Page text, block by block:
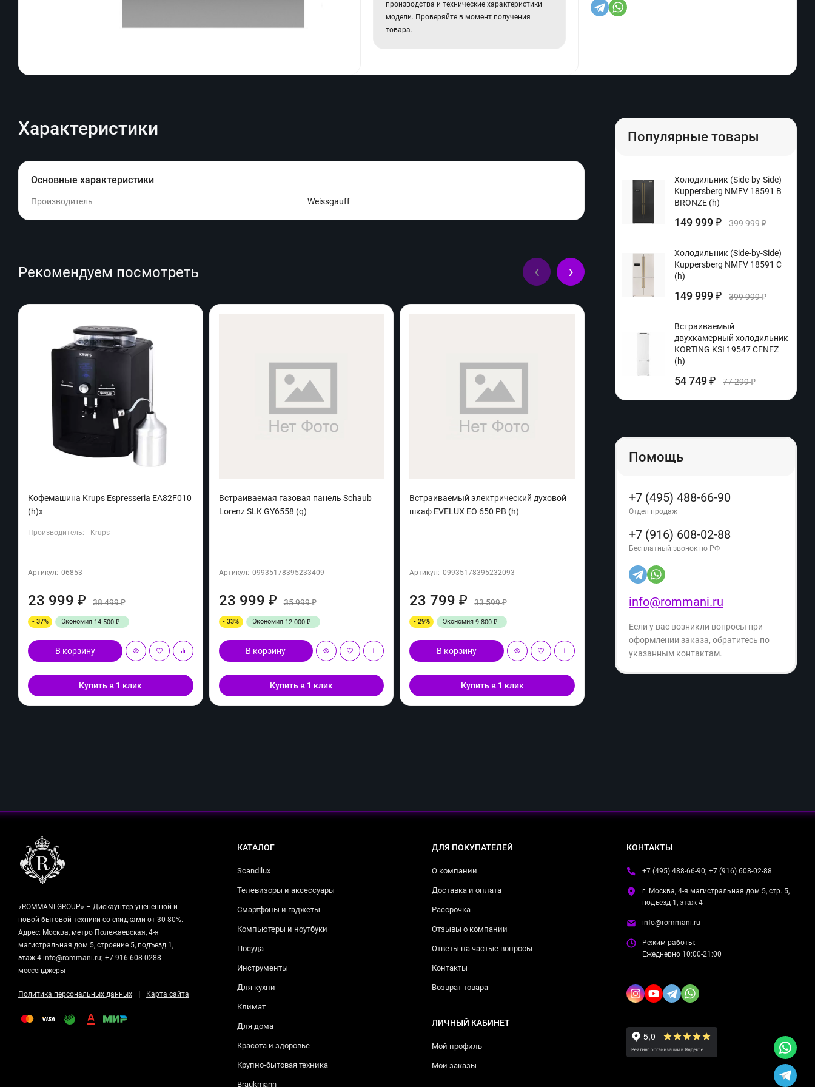
производства и технические характеристики
модели. Проверяйте в момент получения
товара.
Характеристики
Основные характеристики
Производитель Weissgauff
Рекомендуем посмотреть
Кофемашина Krups Espresseria EA82F010
(h)x
Производитель: Krups
Артикул: 06853
23 999 ₽ 38 499₽
- 37% Экономия 14 500 ₽
В корзину
Купить в 1 клик
Встраиваемая газовая панель Schaub
Lorenz SLK GY6558 (q)
Артикул: 09935178395233409
23 999 ₽ 35 999₽
- 33% Экономия 12 000 ₽
В корзину
Купить в 1 клик
Встраиваемый электрический духовой
шкаф EVELUX EO 650 PB (h)
Артикул: 09935178395232093
23 799₽ 33 599₽
- 29% Экономия9 800₽
В корзину
Купить в 1 клик
Встраиваемый электрический духовой
шкаф KORTING OKB 6071 CBX (q)
Артикул: 0993517839523402188
24 049₽ 36 049 ₽
В корзину
‹ ›
Популярные товары
Холодильник (Side-by-Side)
Kuppersberg NMFV 18591 B
BRONZE (h)
149 999₽ 399 999₽
Холодильник (Side-by-Side)
Kuppersberg NMFV 18591 C
(h)
149 999₽ 399 999₽
Встраиваемый
двухкамерный холодильник
KORTING KSI 19547 CFNFZ
(h)
54 749₽ 77 299₽
Помощь
+7 (495) 488-66-90
Отдел продаж
+7 (916) 608-02-88
Бесплатный звонок по РФ
info@rommani.ru
Если у вас возникли вопросы при
оформлении заказа, обратитесь по
указанным контактам.
«ROMMANI GROUP» – Дискаунтер уцененной и
новой бытовой техники со скидками от 30-80%.
Адрес: Москва, метро Полежаевская, 4-я
магистральная дом 5, строение 5, подъезд 1,
этаж 4 info@rommani.ru; +7 916 608 0288
мессенджеры
Политика персональных данных | Карта сайта
КАТАЛОГ
Scandilux
Телевизоры и аксессуары
Смартфоны и гаджеты
Компьютеры и ноутбуки
Посуда
Инструменты
Для кухни
Климат
Для дома
Красота и здоровье
Крупно-бытовая техника
Braukmann
ДЛЯ ПОКУПАТЕЛЕЙ
О компании
Доставка и оплата
Рассрочка
Отзывы о компании
Ответы на частые вопросы
Контакты
Возврат товара
ЛИЧНЫЙ КАБИНЕТ
Мой профиль
Мои заказы
КОНТАКТЫ
+7 (495) 488-66-90; +7 (916) 608-02-88
г. Москва, 4-я магистральная дом 5, стр. 5,
подъезд 1, этаж 4
info@rommani.ru
Режим работы:
Ежедневно 10:00-21:00